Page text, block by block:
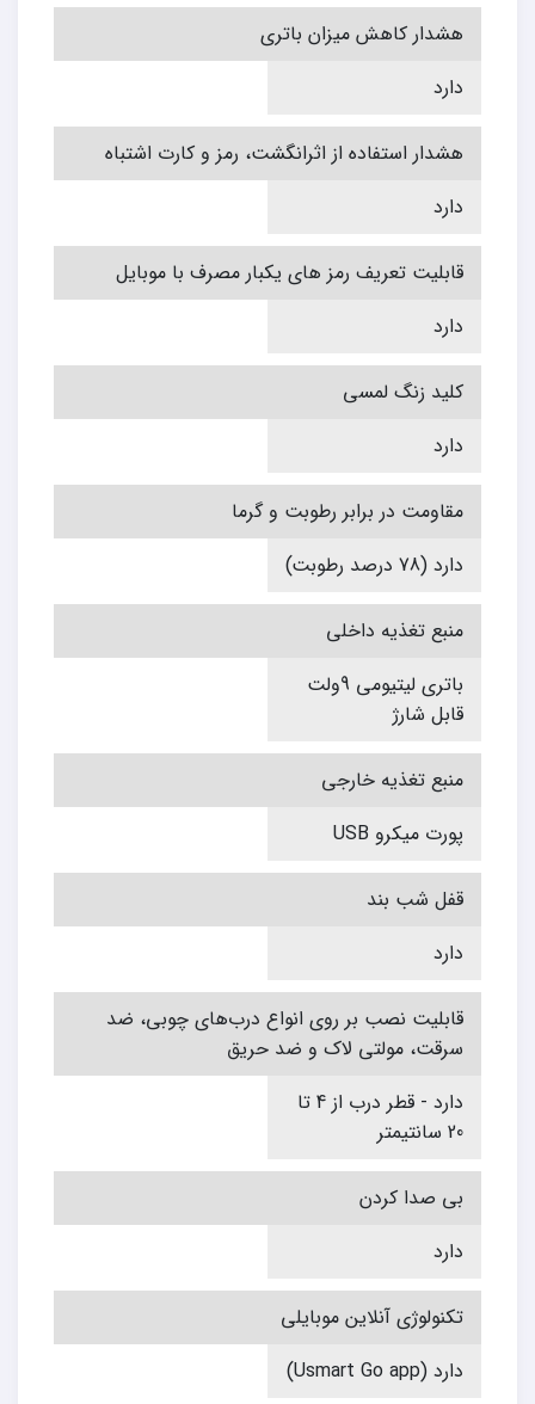
هشدار کاهش میزان باتری
دارد
هشدار استفاده از اثرانگشت، رمز و کارت اشتباه
دارد
قابلیت تعریف رمز های یکبار مصرف با موبایل
دارد
کلید زنگ لمسی
دارد
مقاومت در برابر رطوبت و گرما
دارد (78 درصد رطوبت)
منبع تغذیه داخلی
باتری لیتیومی 9ولت
قابل شارژ
منبع تغذیه خارجی
پورت میکرو USB
قفل شب بند
دارد
قابلیت نصب بر روی انواع درب‌های چوبی، ضد
سرقت، مولتی لاک و ضد حریق
دارد - قطر درب از 4 تا
20 سانتیمتر
بی صدا کردن
دارد
تکنولوژی آنلاین موبایلی
دارد (Usmart Go app)